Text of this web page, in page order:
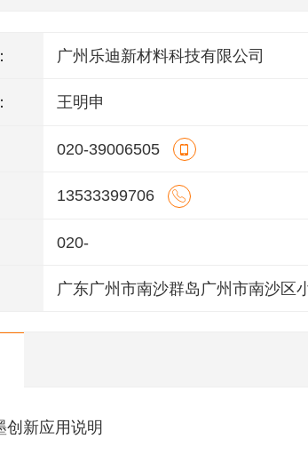
广州乐迪新材料科技有限公司
王明申
020-39006505
13533399706
020-
广东广州市南沙群岛广州市南沙区
创新应用说明